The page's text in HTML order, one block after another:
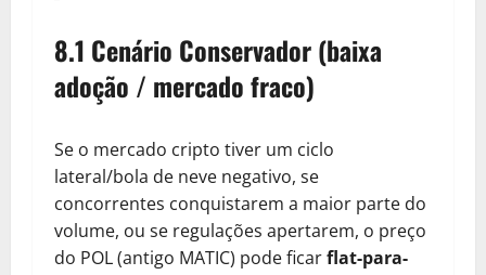
8.1 Cenário Conservador (baixa
adoção / mercado fraco)
Se o mercado cripto tiver um ciclo
lateral/bola de neve negativo, se
concorrentes conquistarem a maior parte do
volume, ou se regulações apertarem, o preço
do POL (antigo MATIC) pode ficarflat-para-